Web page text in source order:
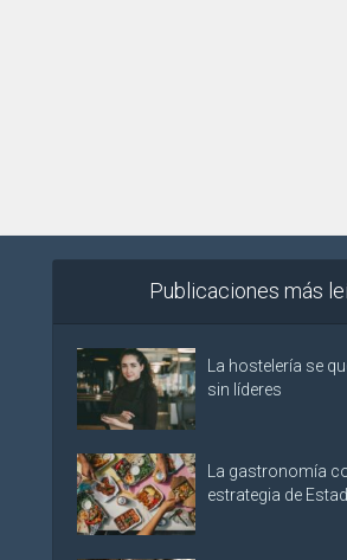
Publicaciones más
La hostelería se
sin líderes
La gastronomía
estrategia de